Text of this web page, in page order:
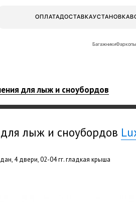
ОПЛАТАДОСТАВКАУСТАНОВКА
БагажникиФаркопы
для лыж и сноубордов
лыж и сноубордов
4 двери, 02-04 гг. гладкая крыша